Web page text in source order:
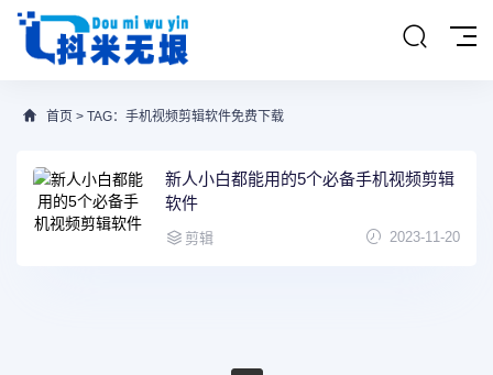
首页 > TAG：手机视频剪辑软件免费下载
新人小白都能用的5个必备手机视频剪辑
软件
剪辑 2023-11-20